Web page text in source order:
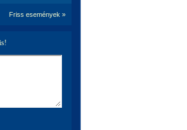
Friss események »